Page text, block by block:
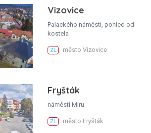
Vizovice
Palackého náměstí, pohled od
kostela
ZL město Vizovice
Fryšták
náměstí Míru
ZL město Fryšták